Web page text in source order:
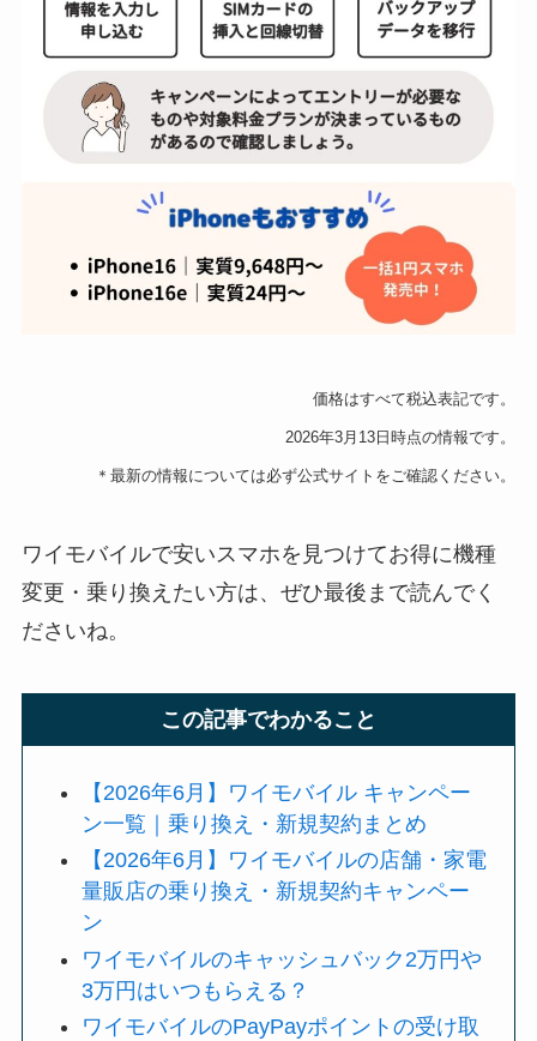
価格はすべて税込表記です。
2026年3月13日時点の情報です。
＊最新の情報については必ず公式サイトをご確認ください。
ワイモバイルで安いスマホを見つけてお得に機種
変更・乗り換えたい方は、ぜひ最後まで読んでく
ださいね。
この記事でわかること
【2026年6月】ワイモバイル キャンペー
ン一覧｜乗り換え・新規契約まとめ
【2026年6月】ワイモバイルの店舗・家電
量販店の乗り換え・新規契約キャンペー
ン
ワイモバイルのキャッシュバック2万円や
3万円はいつもらえる？
ワイモバイルのPayPayポイントの受け取